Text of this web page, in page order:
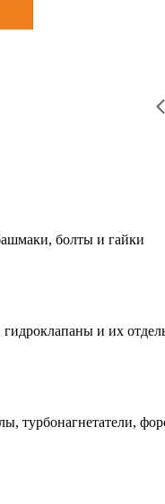
болты и гайки
и их
турбонагнетатели,